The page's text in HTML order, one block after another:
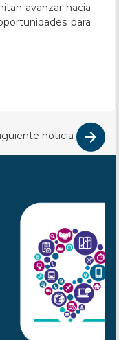
avanzar hacia
para
noticia